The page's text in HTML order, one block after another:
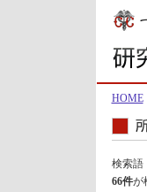
HOME
検索語
66件が